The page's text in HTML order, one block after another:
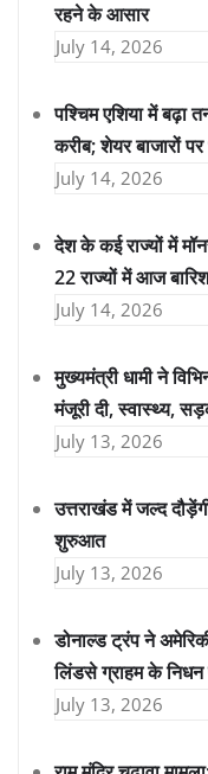
रहने के आसार
July 14, 2026
पश्चिम एशिया में
करीब; शेयर बाजारों
July 14, 2026
देश के कई राज्यों में
22 राज्यों में आज
July 14, 2026
मुख्यमंत्री धामी ने
मंजूरी दी, स्वास्थ्य,
July 13, 2026
उत्तराखंड में जल्द
शुरुआत
July 13, 2026
डोनाल्ड ट्रंप ने
लिंडसे ग्राहम के
July 13, 2026